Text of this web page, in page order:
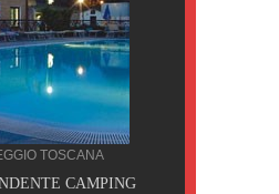
TOSCANA
CAMPING